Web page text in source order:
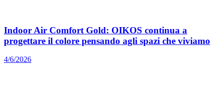
Indoor Air Comfort Gold: OIKOS continua a
progettare il colore pensando agli spazi che viviamo
4/6/2026